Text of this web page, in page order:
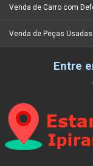
Venda de Carro com
Venda de Peças Usadas
Entre